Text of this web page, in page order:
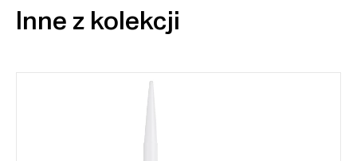
Inne z kolekcji